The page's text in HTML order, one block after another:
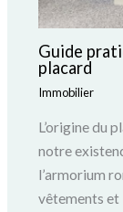
Guide
placard
Immobilier
L’origine du
notre
l’armorium
vêtements et